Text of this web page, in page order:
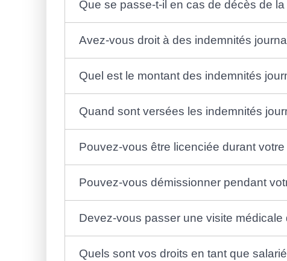
Que se passe-t-il en cas de décès de
Avez-vous droit à des indemnités
Quel est le montant des indemnités
Quand sont versées les indemnités
Pouvez-vous être licenciée durant
Pouvez-vous démissionner pendant
Devez-vous passer une visite médicale
Quels sont vos droits en tant que